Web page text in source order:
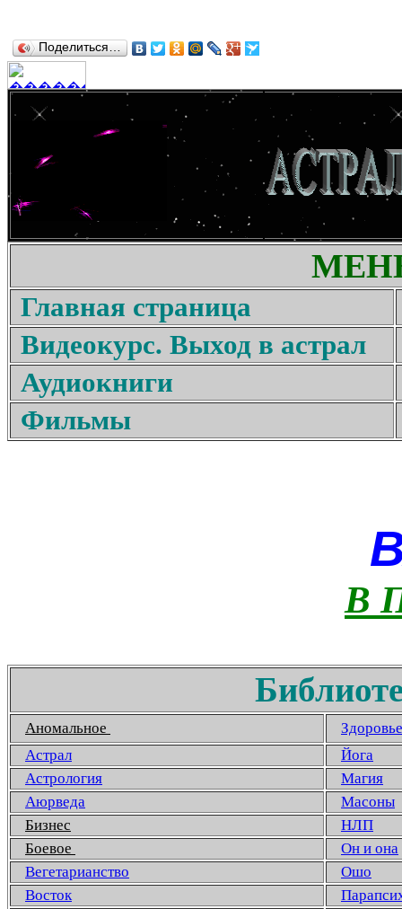
Поделиться…
Главная страница
Видеокурс. Выход в астрал
Аудиокниги
Фильмы
В
Аномальное
Здоровье
Астрал
Йога
Астрология
Магия
Аюрведа
Масоны
Бизнес
НЛП
Боевое
Он и она
Вегетарианство
Ошо
Восток